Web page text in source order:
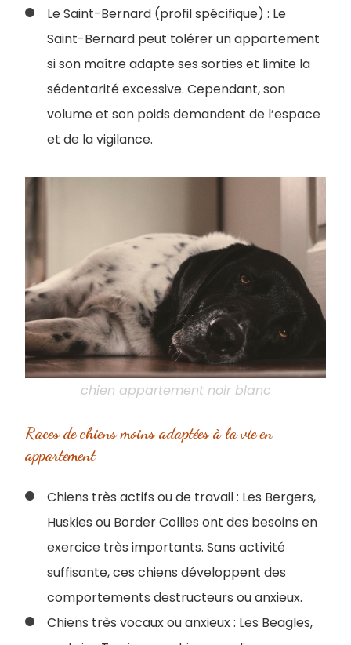
Le Saint-Bernard (profil spécifique) : Le
Saint-Bernard peut tolérer un appartement
si son maître adapte ses sorties et limite la
sédentarité excessive. Cependant, son
volume et son poids demandent de l’espace
et de la vigilance.
chien appartement noir blanc
Races de chiens moins adaptées à la vie en
appartement
Chiens très actifs ou de travail : Les Bergers,
Huskies ou Border Collies ont des besoins en
exercice très importants. Sans activité
suffisante, ces chiens développent des
comportements destructeurs ou anxieux.
Chiens très vocaux ou anxieux : Les Beagles,